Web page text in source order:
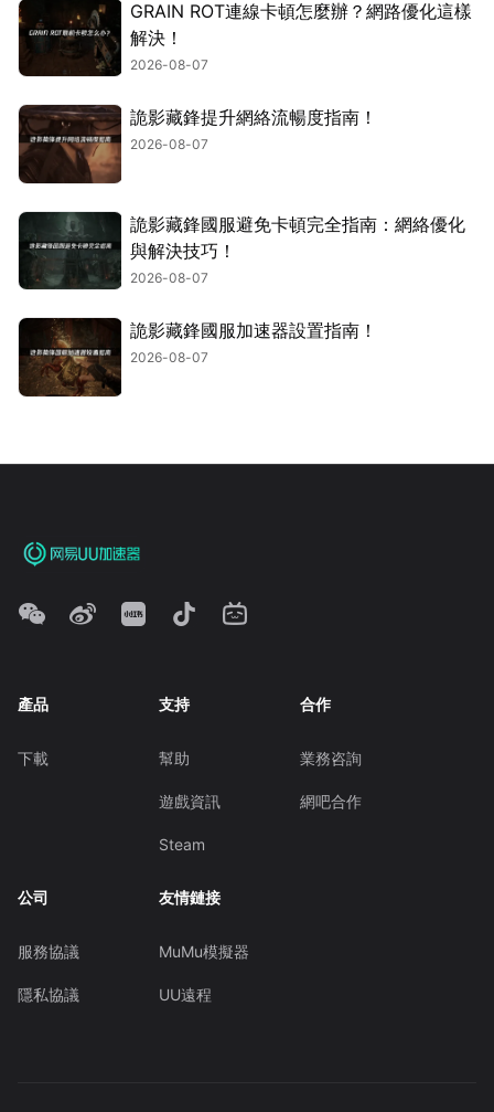
GRAIN ROT連線卡頓怎麼辦？網路優化這樣
解決！
2026-08-07
詭影藏鋒提升網絡流暢度指南！
2026-08-07
詭影藏鋒國服避免卡頓完全指南：網絡優化
與解決技巧！
2026-08-07
詭影藏鋒國服加速器設置指南！
2026-08-07
產品
下載
支持
幫助
遊戲資訊
Steam
合作
業務咨詢
網吧合作
公司
服務協議
隱私協議
友情鏈接
MuMu模擬器
UU遠程